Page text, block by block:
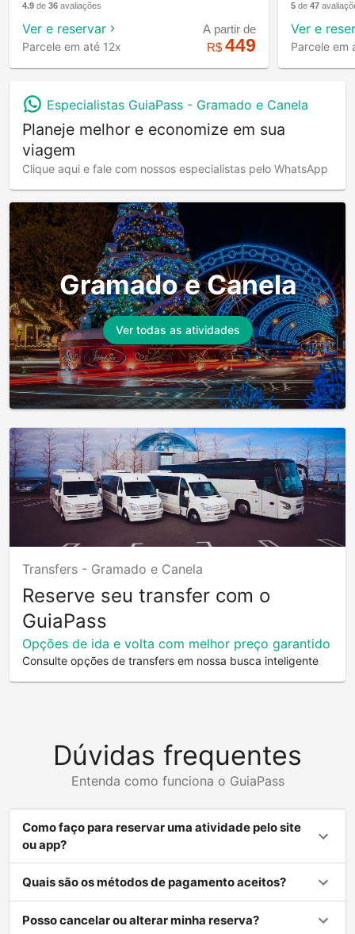
4.9 de 36 avaliações
Ver e reservar
Parcele em até 12x
A partir de
R$449
5 de 47
Ver e
Parcele em
Especialistas GuiaPass - Gramado e Canela
Planeje melhor e economize em sua
viagem
Clique aqui e fale com nossos especialistas pelo WhatsApp
Gramado e Canela
Ver todas as atividades
Transfers - Gramado e Canela
Reserve seu transfer com o
GuiaPass
Opções de ida e volta com melhor preço garantido
Consulte opções de transfers em nossa busca inteligente
Dúvidas frequentes
Entenda como funciona o GuiaPass
Como faço para reservar uma atividade pelo site
ou app?
Quais são os métodos de pagamento aceitos?
Posso cancelar ou alterar minha reserva?